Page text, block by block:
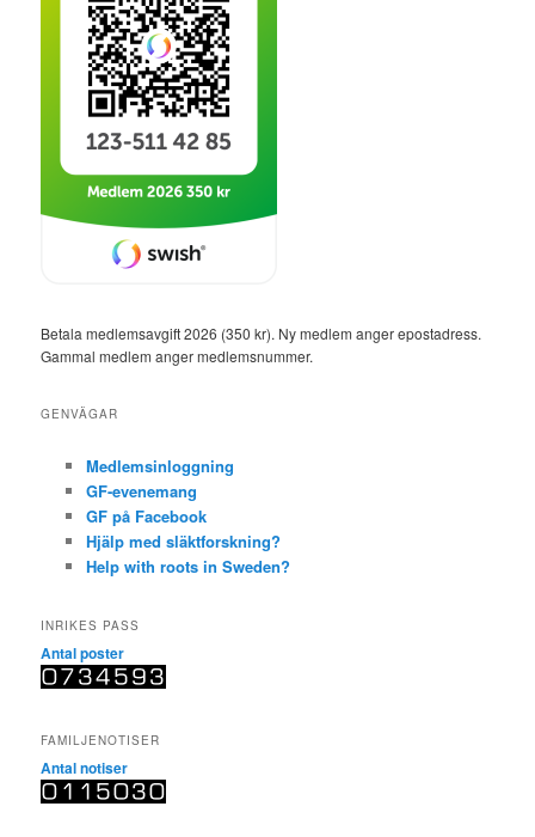
Betala medlemsavgift 2026 (350 kr). Ny medlem anger epostadress.
Gammal medlem anger medlemsnummer.
GENVÄGAR
Medlemsinloggning
GF-evenemang
GF på Facebook
Hjälp med släktforskning?
Help with roots in Sweden?
INRIKES PASS
Antal poster
FAMILJENOTISER
Antal notiser